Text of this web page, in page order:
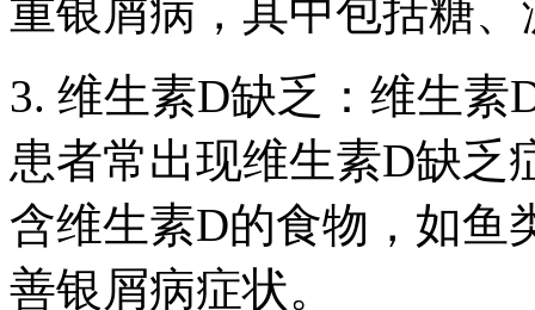
重银屑病，其中包括糖
3. 维生素D缺乏：维生素
患者常出现维生素D缺乏
含维生素D的食物，如鱼
善银屑病症状。